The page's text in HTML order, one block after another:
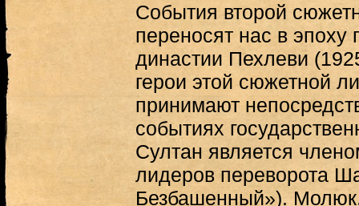
События второй
переносят нас в
династии Пехлеви
герои этой сюжетной
принимают
событиях
Султан является
лидеров переворота
Безбашенный»).